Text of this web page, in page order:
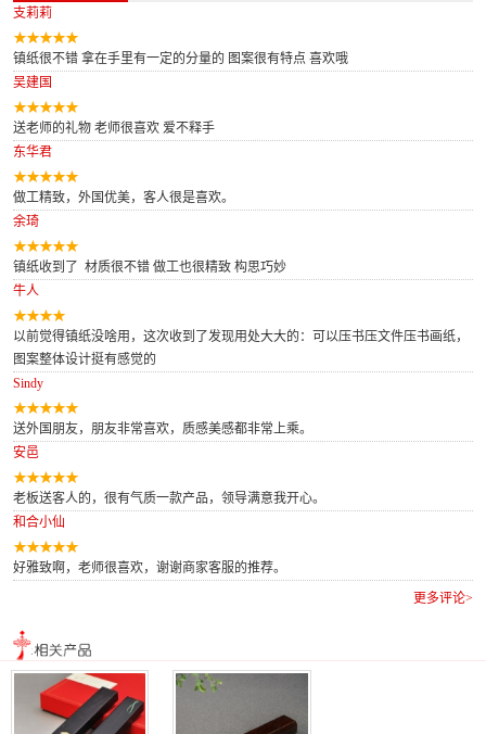
支莉莉
镇纸很不错 拿在手里有一定的分量的 图案很有特点 喜欢哦
吴建国
送老师的礼物 老师很喜欢 爱不释手
东华君
做工精致，外国优美，客人很是喜欢。
余琦
镇纸收到了 材质很不错 做工也很精致 构思巧妙
牛人
以前觉得镇纸没啥用，这次收到了发现用处大大的：可以压书压文件压书画纸，
图案整体设计挺有感觉的
Sindy
送外国朋友，朋友非常喜欢，质感美感都非常上乘。
安邑
老板送客人的，很有气质一款产品，领导满意我开心。
和合小仙
好雅致啊，老师很喜欢，谢谢商家客服的推荐。
更多评论>